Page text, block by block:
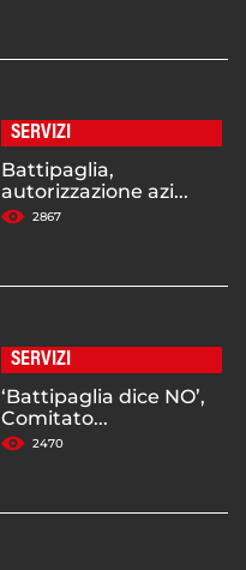
SERVIZI
Battipaglia,
autorizzazione azi...
2867
SERVIZI
‘Battipaglia dice NO’,
Comitato...
2470